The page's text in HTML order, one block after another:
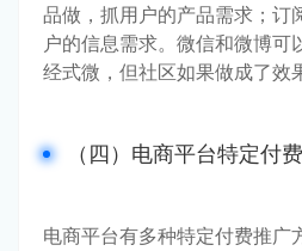
品做，抓用户的产品需求；订
户的信息需求。微信和微博可
经式微，但社区如果做成了效
（四）电商平台特定付
电商平台有多种特定付费推广